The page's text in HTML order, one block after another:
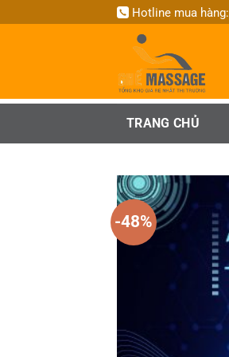
qua
Hotline mua hàng:
TRANG CHỦ
-48%